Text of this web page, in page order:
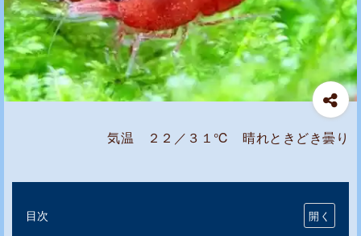
気温 ２２／３１℃ 晴れときどき曇り
目次